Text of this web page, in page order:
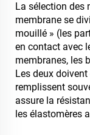
La sélection des
membrane se
mouillé » (les
en contact avec
membranes, les
Les deux
remplissent
assure la
les élastomères